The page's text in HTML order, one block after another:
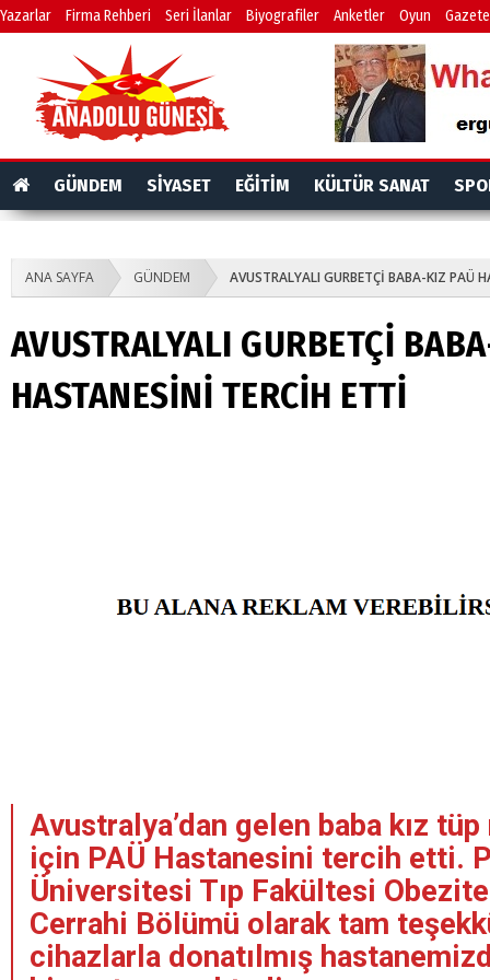
Yazarlar Firma Rehberi Seri İlanlar Biyografiler Anketler Oyun
GÜNDEM SİYASET EĞİTİM KÜLTÜR SANAT
ANA SAYFA GÜNDEM AVUSTRALYALI GURBETÇİ BABA-KIZ PAÜ
AVUSTRALYALI GURBETÇİ
HASTANESİNİ TERCİH ETTİ
Avustralya’dan gelen baba kız
için PAÜ Hastanesini tercih etti.
Üniversitesi Tıp Fakültesi
Cerrahi Bölümü olarak tam
cihazlarla donatılmış